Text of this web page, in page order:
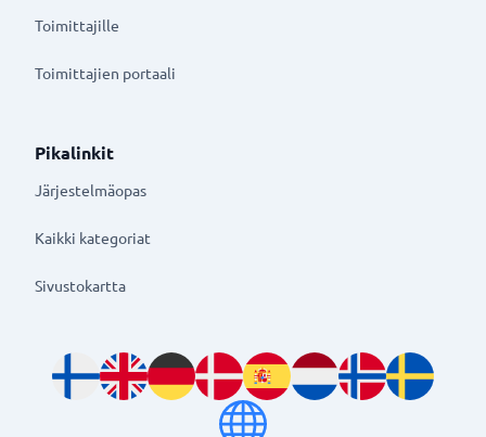
Toimittajille
Toimittajien portaali
Pikalinkit
Järjestelmäopas
Kaikki kategoriat
Sivustokartta